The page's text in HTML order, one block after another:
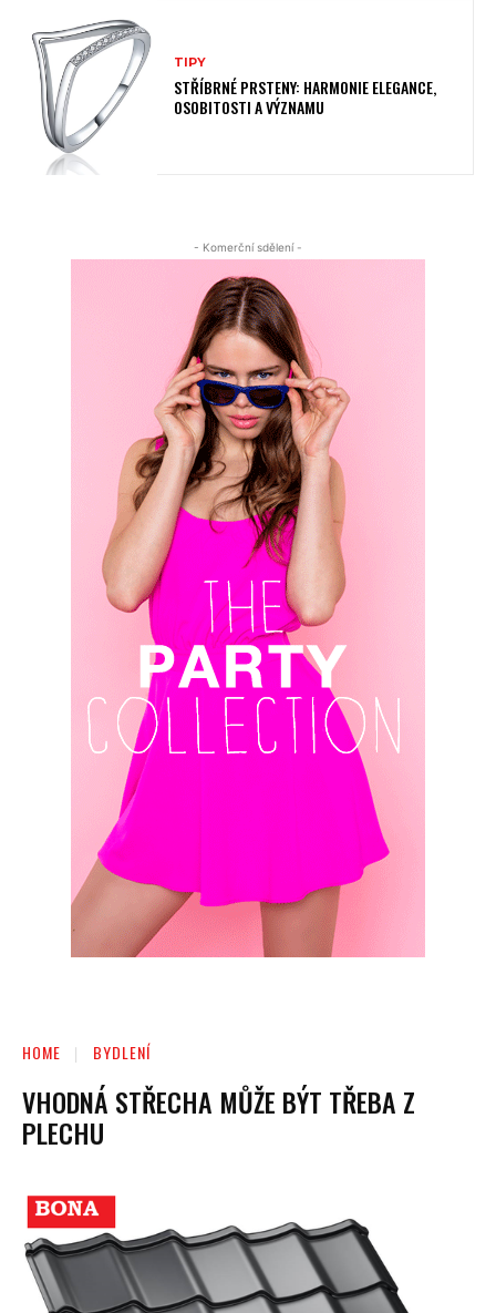
TIPY
STŘÍBRNÉ PRSTENY: HARMONIE ELEGANCE,
OSOBITOSTI A VÝZNAMU
- Komerční sdělení -